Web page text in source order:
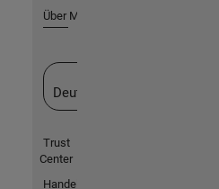
Über MathWorks
Deutschland
Trust
Center
Handelsmarken